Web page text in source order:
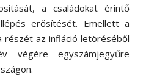
a családokat érintő
erősítését. Emellett a
részét az infláció letöréséből
egyszámjegyűre